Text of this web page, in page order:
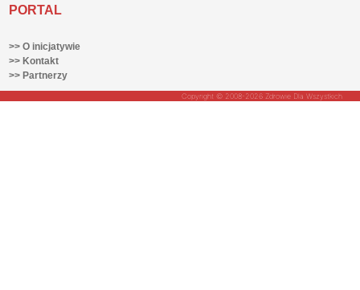
PORTAL
>> O inicjatywie
>> Kontakt
>> Partnerzy
Copyright © 2008-2026 Zdrowie Dla Wszystkich